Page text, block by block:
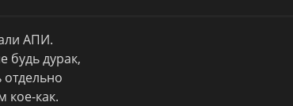
АПИ.
будь дурак,
отдельно
кое-как.